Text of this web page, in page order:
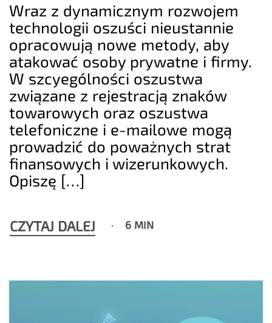
Wraz z dynamicznym rozwojem
technologii oszuści nieustannie
opracowują nowe metody, aby
atakować osoby prywatne i firmy.
W szcyególności oszustwa
związane z rejestracją znaków
towarowych oraz oszustwa
telefoniczne i e-mailowe mogą
prowadzić do poważnych strat
finansowych i wizerunkowych.
Opiszę […]
CZYTAJ DALEJ 6 MIN